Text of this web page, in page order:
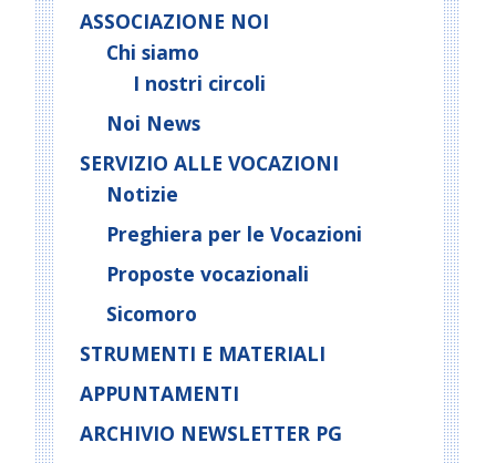
ASSOCIAZIONE NOI
Chi siamo
I nostri circoli
Noi News
SERVIZIO ALLE VOCAZIONI
Notizie
Preghiera per le Vocazioni
Proposte vocazionali
Sicomoro
STRUMENTI E MATERIALI
APPUNTAMENTI
ARCHIVIO NEWSLETTER PG